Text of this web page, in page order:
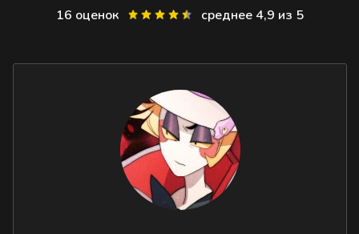
16 оценок среднее 4,9 из 5